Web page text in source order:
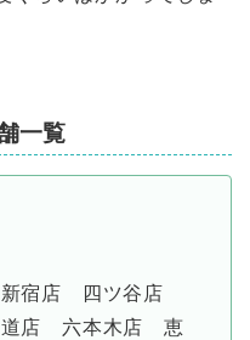
一覧
宿店 四ツ谷店
道店 六本木店 恵